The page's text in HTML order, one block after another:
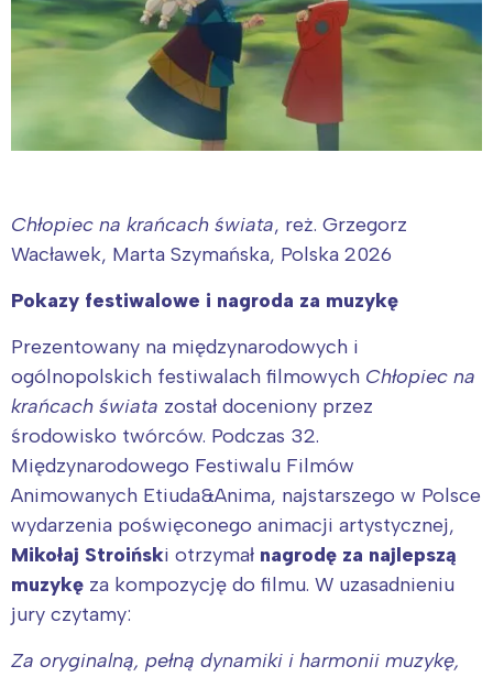
Chłopiec na krańcach świata, reż. Grzegorz
Wacławek, Marta Szymańska, Polska 2026
Pokazy festiwalowe i nagroda za muzykę
Prezentowany na międzynarodowych i
ogólnopolskich festiwalach filmowych Chłopiec na
krańcach świata został doceniony przez
środowisko twórców. Podczas 32.
Międzynarodowego Festiwalu Filmów
Animowanych Etiuda&Anima, najstarszego w Polsce
wydarzenia poświęconego animacji artystycznej,
Mikołaj Stroiński otrzymał nagrodę za najlepszą
muzykę za kompozycję do filmu. W uzasadnieniu
jury czytamy:
Za oryginalną, pełną dynamiki i harmonii muzykę,